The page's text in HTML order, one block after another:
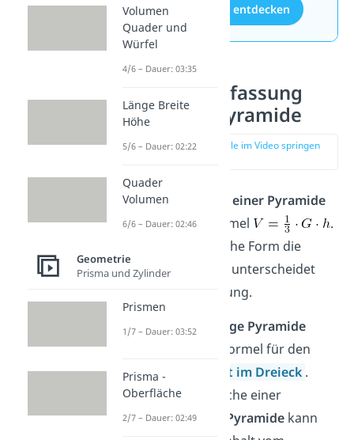
Aufgaben entdecken
Zusammenfassung
Volumen Pyramide
zur Stelle im Video springen
Für das
Volumen einer Pyramide
gilt die Grundformel
.
Je nachdem, welche Form die
Grundfläche hat, unterscheidet
sich die Berechnung.
Einedreiseitige Pyramide
braucht die Formel für den
Flächeninhalt im Dreieck .
Die Grundfläche einer
vierseitigen Pyramidekann
Volumen
Quader und
Würfel
4/6 – Dauer: 03:35
Länge Breite
Höhe
5/6 – Dauer: 02:22
Quader
Volumen
6/6 – Dauer: 02:46
Geometrie
Prisma und Zylinder
Prismen
1/7 – Dauer: 03:52
Prisma -
Oberfläche
2/7 – Dauer: 02:49